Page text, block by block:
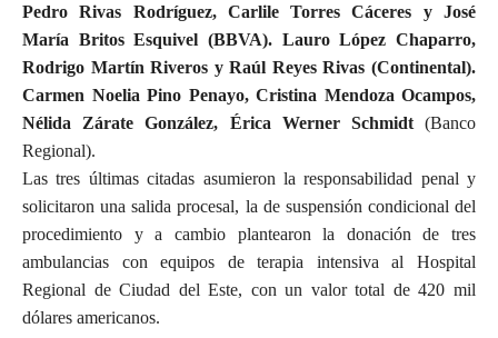
Pedro Rivas Rodríguez, Carlile Torres Cáceres y José
María Britos Esquivel (BBVA). Lauro López Chaparro,
Rodrigo Martín Riveros y Raúl Reyes Rivas (Continental).
Carmen Noelia Pino Penayo, Cristina Mendoza Ocampos,
Nélida Zárate González, Érica Werner Schmidt(Banco
Regional).
Las tres últimas citadas asumieron la responsabilidad penal y
solicitaron una salida procesal, la de suspensión condicional del
procedimiento y a cambio plantearon la donación de tres
ambulancias con equipos de terapia intensiva al Hospital
Regional de Ciudad del Este, con un valor total de 420 mil
dólares americanos.